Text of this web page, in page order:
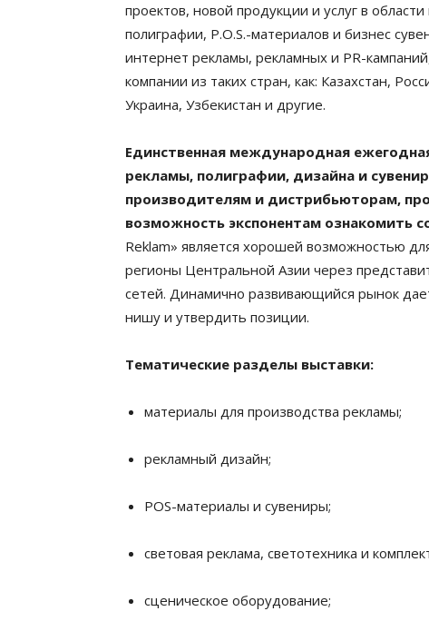
проектов, новой продукции и услуг в
полиграфии, P.O.S.-материалов и бизнес
интернет рекламы, рекламных и PR-
компании из таких стран, как: Казахстан,
Украина, Узбекистан и другие.
Единственная международная
рекламы, полиграфии, дизайна и
производителям и дистрибьюторам,
возможность экспонентам ознакомить
Reklam» является хорошей возможностью
регионы Центральной Азии через
сетей. Динамично развивающийся рынок
нишу и утвердить позиции.
Тематические разделы выставки:
материалы для производства рекламы;
рекламный дизайн;
POS-материалы и сувениры;
световая реклама, светотехника и
сценическое оборудование;